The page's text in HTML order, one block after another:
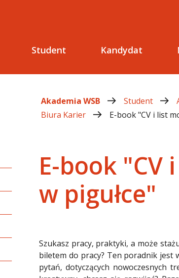
Student Kandydat
Akademia WSB Student
Biura Karier
E-book "CV i list
E-book
w pigułce"
Szukasz pracy, praktyki, a może
biletem do pracy? Ten poradnik jest
pytań, dotyczących nowoczesnych